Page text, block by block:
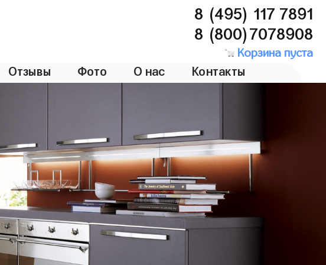
8 (495) 117 7891
8 (800)7078908
Корзина пуста
Отзывы Фото О нас Контакты